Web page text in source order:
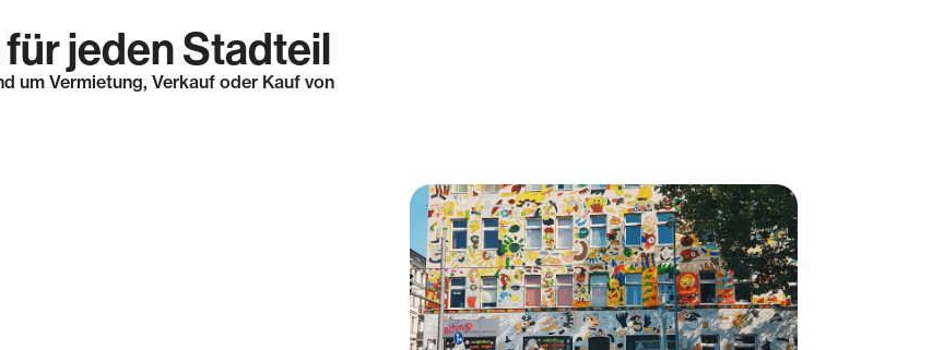
jeden Stadteil
um Vermietung, Verkauf oder Kauf von